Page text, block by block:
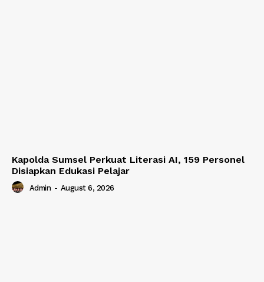
Kapolda Sumsel Perkuat Literasi AI, 159 Personel
Disiapkan Edukasi Pelajar
Admin - August 6, 2026